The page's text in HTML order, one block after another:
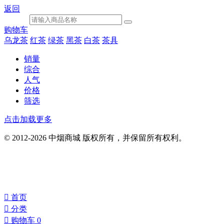
返回
购物车
乌龙茶 红茶 绿茶 黑茶 白茶 茶具
销量
综合
人气
价格
筛选
点击加载更多
© 2012-2026 中烟商城 版权所有，并保留所有权利。
󰀁 首页
󰀂 分类
󰀄 购物车 0